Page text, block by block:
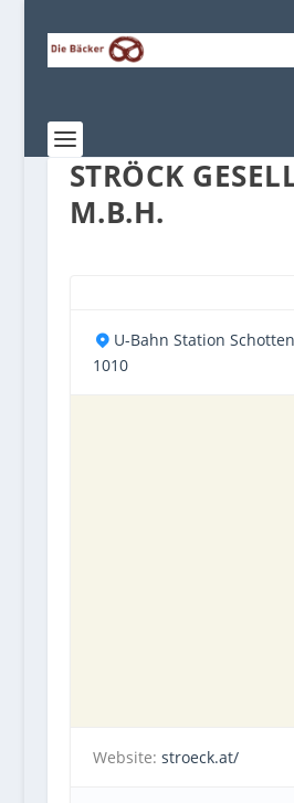
STRÖCK
M.B.H.
U-Bahn Station
1010
Website: stroeck.at/